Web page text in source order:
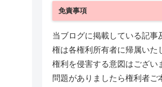
免責事項
当ブログに掲載している記事
権は各権利所有者に帰属いた
権利を侵害する意図はござい
問題がありましたら権利者ご